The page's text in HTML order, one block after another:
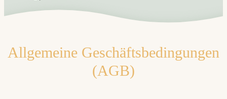
Allgemeine Geschäftsbedingungen
(AGB)